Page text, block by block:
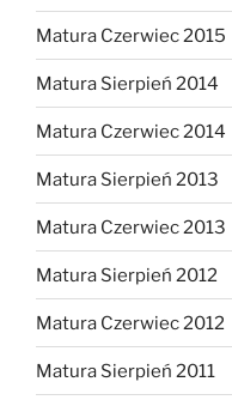
Matura Czerwiec 2015
Matura Sierpień 2014
Matura Czerwiec 2014
Matura Sierpień 2013
Matura Czerwiec 2013
Matura Sierpień 2012
Matura Czerwiec 2012
Matura Sierpień 2011